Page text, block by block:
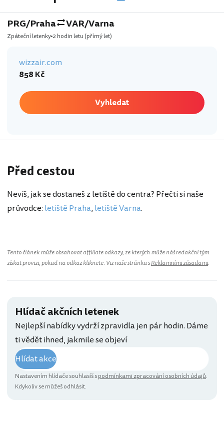
PRG/Praha VAR/Varna
Zpáteční letenky 2 hodin letu (přímý let)
wizzair.com
858 Kč
Vyhledat
Před cestou
Nevíš, jak se dostaneš z letiště do centra? Přečti si naše
průvodce: letiště Praha, letiště Varna.
Tento článek může obsahovat affiliate odkazy, ze kterých může náš redakční tým
získat provizi, pokud na odkaz kliknete. Viz naše stránka sReklamními zásadami.
Hlídač akčních letenek
Nejlepší nabídky vydrží zpravidla jen pár hodin. Dáme
ti vědět ihned, jakmile se objeví
Hlídat akce
Nastavením hlídače souhlasíš spodmínkami zpracování osobních údajů.
Kdykoliv se můžeš odhlásit.